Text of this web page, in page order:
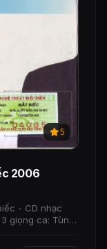
5
2006
- CD nhạc
giọng ca: Tùng